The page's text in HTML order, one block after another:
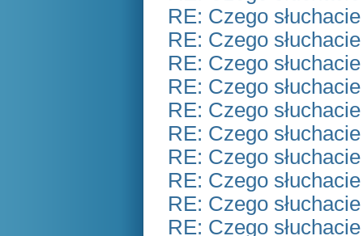
RE: Czego
RE: Czego
RE: Czego
RE: Czego
RE: Czego
RE: Czego
RE: Czego
RE: Czego
RE: Czego
RE: Czego